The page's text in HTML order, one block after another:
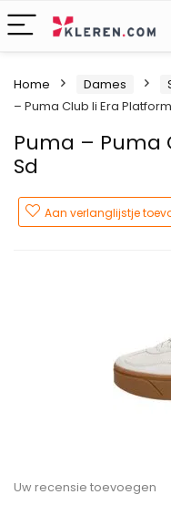
Home Dames
– Puma Club Ii Era
Puma – Puma
Sd
Aan verlanglijstje
Uw recensie toevoegen